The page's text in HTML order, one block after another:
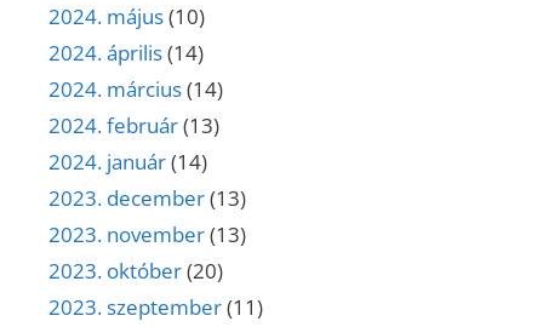
2024. május(10)
2024. április(14)
2024. március(14)
2024. február(13)
2024. január(14)
2023. december(13)
2023. november(13)
2023. október(20)
2023. szeptember(11)